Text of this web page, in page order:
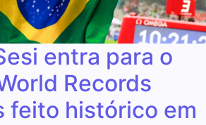
entra para o
Records
feito histórico em